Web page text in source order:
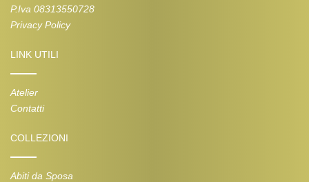
P.Iva 08313550728
Privacy Policy
LINK UTILI
Atelier
Contatti
COLLEZIONI
Abiti da Sposa